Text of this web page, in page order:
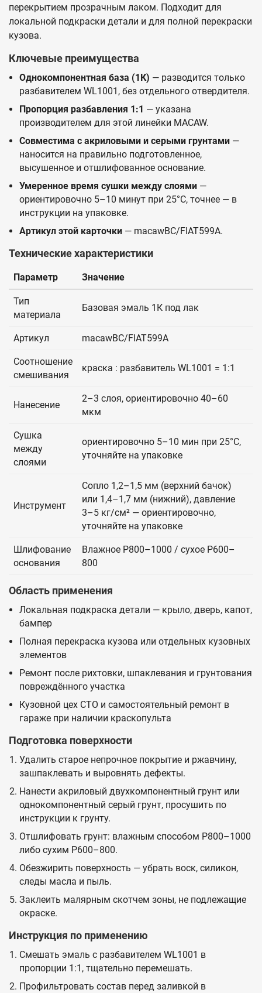
перекрытием прозрачным лаком. Подходит для
локальной подкраски детали и для полной перекраски
кузова.
Ключевые преимущества
Однокомпонентная база (1К) — разводится только
разбавителем WL1001, без отдельного отвердителя.
Пропорция разбавления 1:1 — указана
производителем для этой линейки MACAW.
Совместима с акриловыми и серыми грунтами —
наносится на правильно подготовленное,
высушенное и отшлифованное основание.
Умеренное время сушки между слоями —
ориентировочно 5–10 минут при 25°C, точнее — в
инструкции на упаковке.
Артикул этой карточки — macawBC/FIAT599A.
Технические характеристики
Параметр Значение
Тип
материала
Базовая эмаль 1К под лак
Артикул macawBC/FIAT599A
Соотношение
смешивания
краска : разбавитель WL1001 = 1:1
Нанесение
2–3 слоя, ориентировочно 40–60
мкм
Сушка
между
слоями
ориентировочно 5–10 мин при 25°C,
уточняйте на упаковке
Инструмент
Сопло 1,2–1,5 мм (верхний бачок)
или 1,4–1,7 мм (нижний), давление
3–5 кг/см² — ориентировочно,
уточняйте на упаковке
Шлифование
основания
Влажное P800–1000 / сухое P600–
800
Область применения
Локальная подкраска детали — крыло, дверь, капот,
бампер
Полная перекраска кузова или отдельных кузовных
элементов
Ремонт после рихтовки, шпаклевания и грунтования
повреждённого участка
Кузовной цех СТО и самостоятельный ремонт в
гараже при наличии краскопульта
Подготовка поверхности
Удалить старое непрочное покрытие и ржавчину,
зашпаклевать и выровнять дефекты.
Нанести акриловый двухкомпонентный грунт или
однокомпонентный серый грунт, просушить по
инструкции к грунту.
Отшлифовать грунт: влажным способом P800–1000
либо сухим P600–800.
Обезжирить поверхность — убрать воск, силикон,
следы масла и пыль.
Заклеить малярным скотчем зоны, не подлежащие
окраске.
Инструкция по применению
Смешать эмаль с разбавителем WL1001 в
пропорции 1:1, тщательно перемешать.
Профильтровать состав перед заливкой в